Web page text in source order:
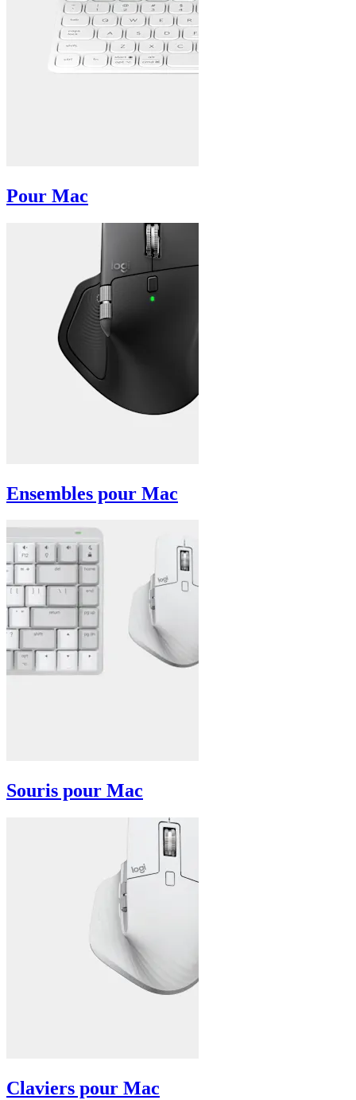
Pour Mac
Ensembles pour Mac
Souris pour Mac
Claviers pour Mac